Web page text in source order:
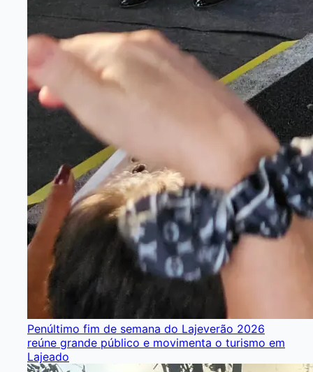
Penúltimo fim de semana do Lajeverão 2026
reúne grande público e movimenta o turismo em
Lajeado